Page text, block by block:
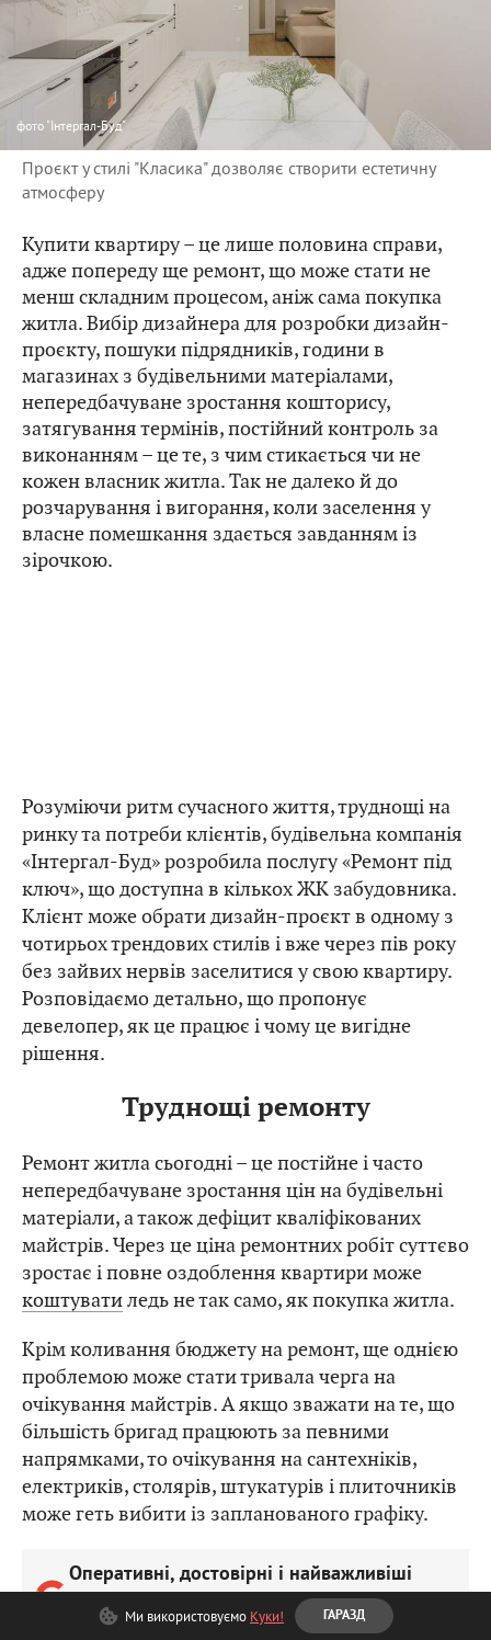
фото "Інтергал-Буд"
Проєкт у стилі "Класика" дозволяє створити естетичну
атмосферу
Купити квартиру – це лише половина справи,
адже попереду ще ремонт, що може стати не
менш складним процесом, аніж сама покупка
житла. Вибір дизайнера для розробки дизайн-
проєкту, пошуки підрядників, години в
магазинах з будівельними матеріалами,
непередбачуване зростання кошторису,
затягування термінів, постійний контроль за
виконанням – це те, з чим стикається чи не
кожен власник житла. Так не далеко й до
розчарування і вигорання, коли заселення у
власне помешкання здається завданням із
зірочкою.
Розуміючи ритм сучасного життя, труднощі на
ринку та потреби клієнтів, будівельна компанія
«Інтергал-Буд» розробила послугу «Ремонт під
ключ», що доступна в кількох ЖК забудовника.
Клієнт може обрати дизайн-проєкт в одному з
чотирьох трендових стилів і вже через пів року
без зайвих нервів заселитися у свою квартиру.
Розповідаємо детально, що пропонує
девелопер, як це працює і чому це вигідне
рішення.
Труднощі ремонту
Ремонт житла сьогодні – це постійне і часто
непередбачуване зростання цін на будівельні
матеріали, а також дефіцит кваліфікованих
майстрів. Через це ціна ремонтних робіт суттєво
зростає і повне оздоблення квартири може
коштуватиледь не так само, як покупка житла.
Крім коливання бюджету на ремонт, ще однією
проблемою може стати тривала черга на
очікування майстрів. А якщо зважати на те, що
більшість бригад працюють за певними
напрямками, то очікування на сантехніків,
електриків, столярів, штукатурів і плиточників
може геть вибити із запланованого графіку.
Оперативні, достовірні і найважливіші
новини тут
Додайте ZAXID.NET у вибрані в Google
Ми використовуємо Куки! ГАРАЗД